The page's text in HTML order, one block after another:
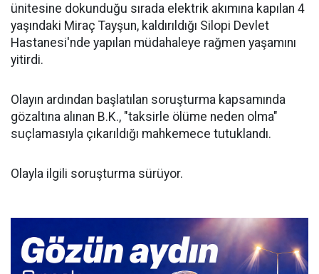
ünitesine dokunduğu sırada elektrik akımına kapılan 4
yaşındaki Miraç Tayşun, kaldırıldığı Silopi Devlet
Hastanesi'nde yapılan müdahaleye rağmen yaşamını
yitirdi.
Olayın ardından başlatılan soruşturma kapsamında
gözaltına alınan B.K., "taksirle ölüme neden olma"
suçlamasıyla çıkarıldığı mahkemece tutuklandı.
Olayla ilgili soruşturma sürüyor.